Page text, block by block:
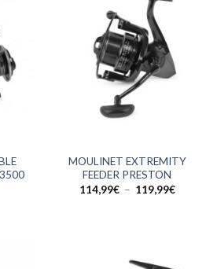
MOULINET EXTREMITY
FEEDER PRESTON
114,99€ – 119,99€Plage